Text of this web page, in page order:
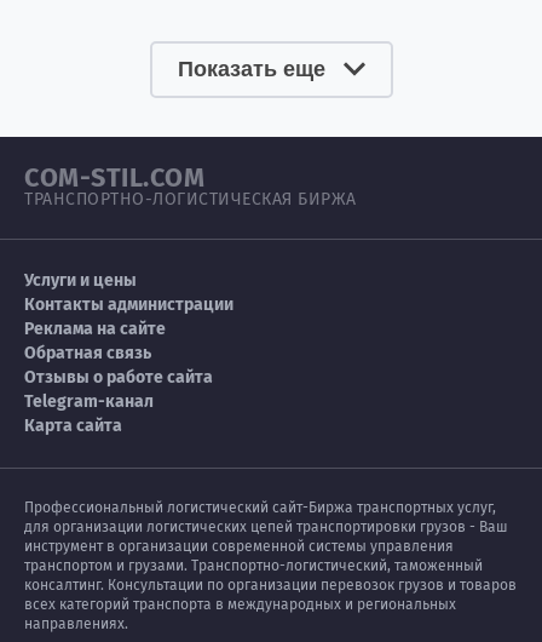
Показать еще
COM-STIL.COM
ТРАНСПОРТНО-ЛОГИСТИЧЕСКАЯ БИРЖА
Услуги и цены
Контакты администрации
Реклама на сайте
Обратная связь
Отзывы о работе сайта
Telegram-канал
Карта сайта
Профессиональный логистический сайт-Биржа транспортных услуг,
для организации логистических цепей транспортировки грузов - Ваш
инструмент в организации современной системы управления
транспортом и грузами. Транспортно-логистический, таможенный
консалтинг. Консультации по организации перевозок грузов и товаров
всех категорий транспорта в международных и региональных
направлениях.